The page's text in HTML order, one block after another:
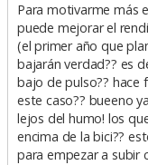
Para motivarme más
puede mejorar el
(el primer año que
bajarán verdad?? es
bajo de pulso?? hace
este caso?? bueeno
lejos del humo! los
encima de la bici??
para empezar a subir